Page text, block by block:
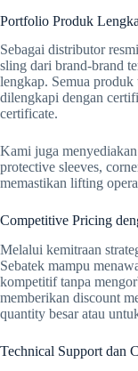
Portfolio Produk
Sebagai distributor
sling dari brand-brand
lengkap. Semua
dilengkapi dengan
certificate.
Kami juga
protective sleeves,
memastikan lifting
Competitive Pricing
Melalui kemitraan
Sebatek mampu
kompetitif tanpa
memberikan discount
quantity besar atau
Technical Support dan